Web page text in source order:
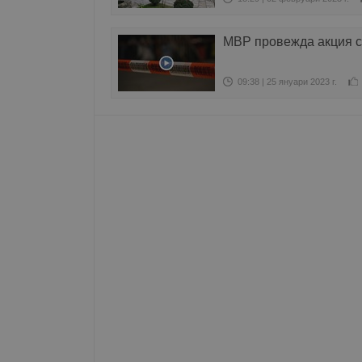
МВР провежда акция
09:38 | 25 януари 2023 г.